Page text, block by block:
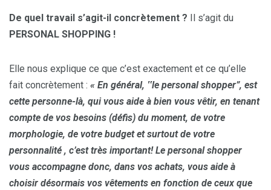
De quel travail s’agit-il concrètement ? Il s’agit du
PERSONAL SHOPPING !
Elle nous explique ce que c’est exactement et ce qu’elle
fait concrètement : « En général, ‟le personal shopper”, est
cette personne-là, qui vous aide à bien vous vêtir, en tenant
compte de vos besoins (défis) du moment, de votre
morphologie, de votre budget et surtout de votre
personnalité , c’est très important! Le personal shopper
vous accompagne donc, dans vos achats, vous aide à
choisir désormais vos vêtements en fonction de ceux que